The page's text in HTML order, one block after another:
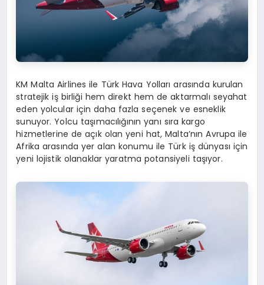
KM Malta Airlines ile Türk Hava Yolları arasında kurulan
stratejik iş birliği hem direkt hem de aktarmalı seyahat
eden yolcular için daha fazla seçenek ve esneklik
sunuyor. Yolcu taşımacılığının yanı sıra kargo
hizmetlerine de açık olan yeni hat, Malta’nın Avrupa ile
Afrika arasında yer alan konumu ile Türk iş dünyası için
yeni lojistik olanaklar yaratma potansiyeli taşıyor.